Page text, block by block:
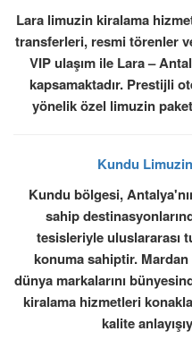
Lara limuzin kiralama
transferleri, resmi törenler
VIP ulaşım ile Lara –
kapsamaktadır. Prestijli
yönelik özel limuzin
Kundu
Kundu bölgesi,
sahip
tesisleriyle uluslararası
konuma sahiptir.
dünya markalarını
kiralama hizmetleri
kalite